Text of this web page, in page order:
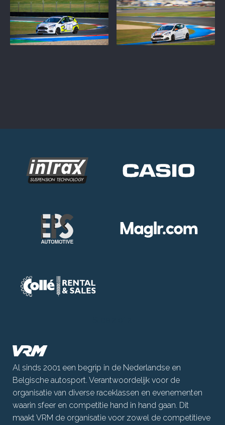
Al sinds 2001 een begrip in de Nederlandse en
Belgische autosport. Verantwoordelijk voor de
organisatie van diverse raceklassen en evenementen
waarin sfeer en competitie hand in hand gaan. Dit
maakt VRM de organisatie voor zowel de competitieve